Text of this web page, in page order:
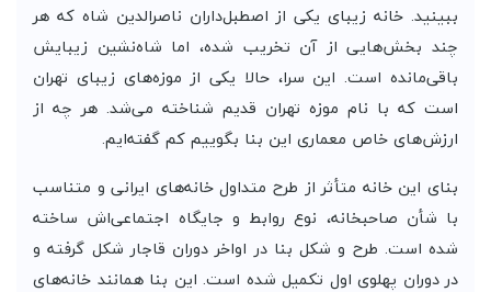
ببینید. خانه زیبای یکی از اصطبل‌داران ناصرالدین شاه که هر
چند بخش‌هایی از آن تخریب شده، اما شاه‌نشین زیبایش
باقی‌مانده است. این سرا، حالا یکی از موزه‌های زیبای تهران
است که با نام موزه تهران قدیم شناخته می‌شد. هر چه از
ارزش‌های خاص معماری این بنا بگوییم کم گفته‌ایم.
بنای این خانه متأثر از طرح متداول خانه‌های ایرانی و متناسب
با شأن صاحبخانه، نوع روابط و جایگاه اجتماعی‌اش ساخته
شده است. طرح و شکل بنا در اواخر دوران قاجار شکل گرفته و
در دوران پهلوی اول تکمیل شده است. این بنا همانند خانه‌های